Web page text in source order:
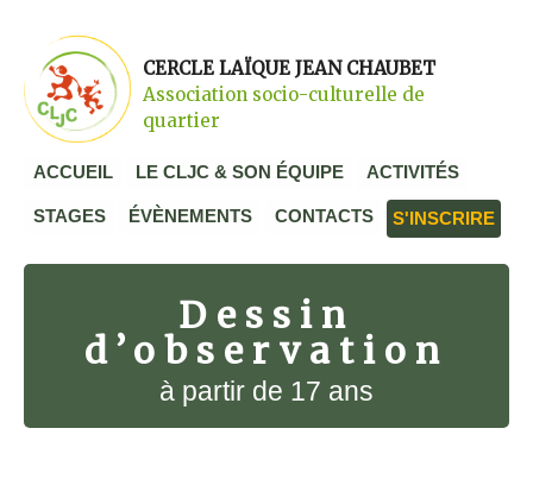
CERCLE LAÏQUE JEAN CHAUBET
Association socio-culturelle de
quartier
ACCUEIL LE CLJC & SON ÉQUIPE ACTIVITÉS
STAGES ÉVÈNEMENTS CONTACTS S'INSCRIRE
Dessin
d’observation
à partir de 17 ans